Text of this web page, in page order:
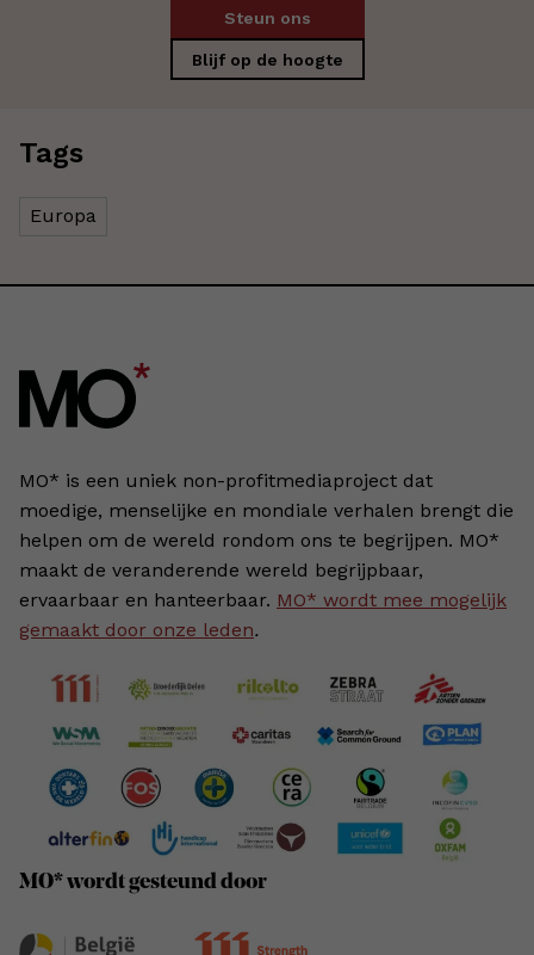
Steun ons
Blijf op de hoogte
Tags
Europa
MO* is een uniek non-profitmediaproject dat
moedige, menselijke en mondiale verhalen brengt die
helpen om de wereld rondom ons te begrijpen. MO*
maakt de veranderende wereld begrijpbaar,
ervaarbaar en hanteerbaar. MO* wordt mee mogelijk
gemaakt door onze leden.
MO* wordt gesteund door